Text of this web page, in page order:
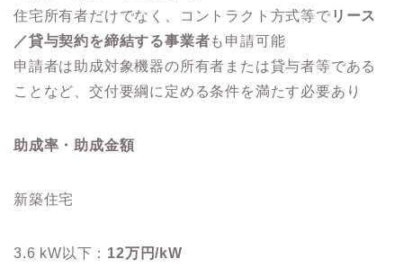
住宅所有者だけでなく、コントラクト方式等で リース
／貸与契約を締結する事業者も申請可能
申請者は助成対象機器の所有者または貸与者等である
ことなど、交付要綱に定める条件を満たす必要あり
助成率・助成金額
新築住宅
3.6 kW以下： 12万円/kW